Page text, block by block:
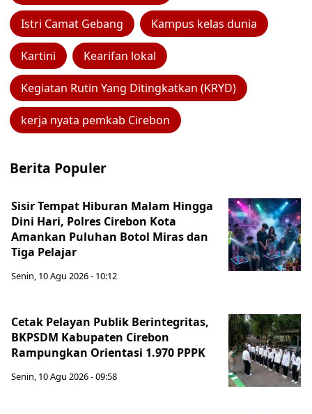
Istri Camat Gebang Kampus kelas dunia
Kartini Kearifan lokal
Kegiatan Rutin Yang Ditingkatkan (KRYD)
kerja nyata pemkab Cirebon
Berita Populer
Sisir Tempat Hiburan Malam Hingga
Dini Hari, Polres Cirebon Kota
Amankan Puluhan Botol Miras dan
Tiga Pelajar
Senin, 10 Agu 2026 - 10:12
Cetak Pelayan Publik Berintegritas,
BKPSDM Kabupaten Cirebon
Rampungkan Orientasi 1.970 PPPK
Senin, 10 Agu 2026 - 09:58